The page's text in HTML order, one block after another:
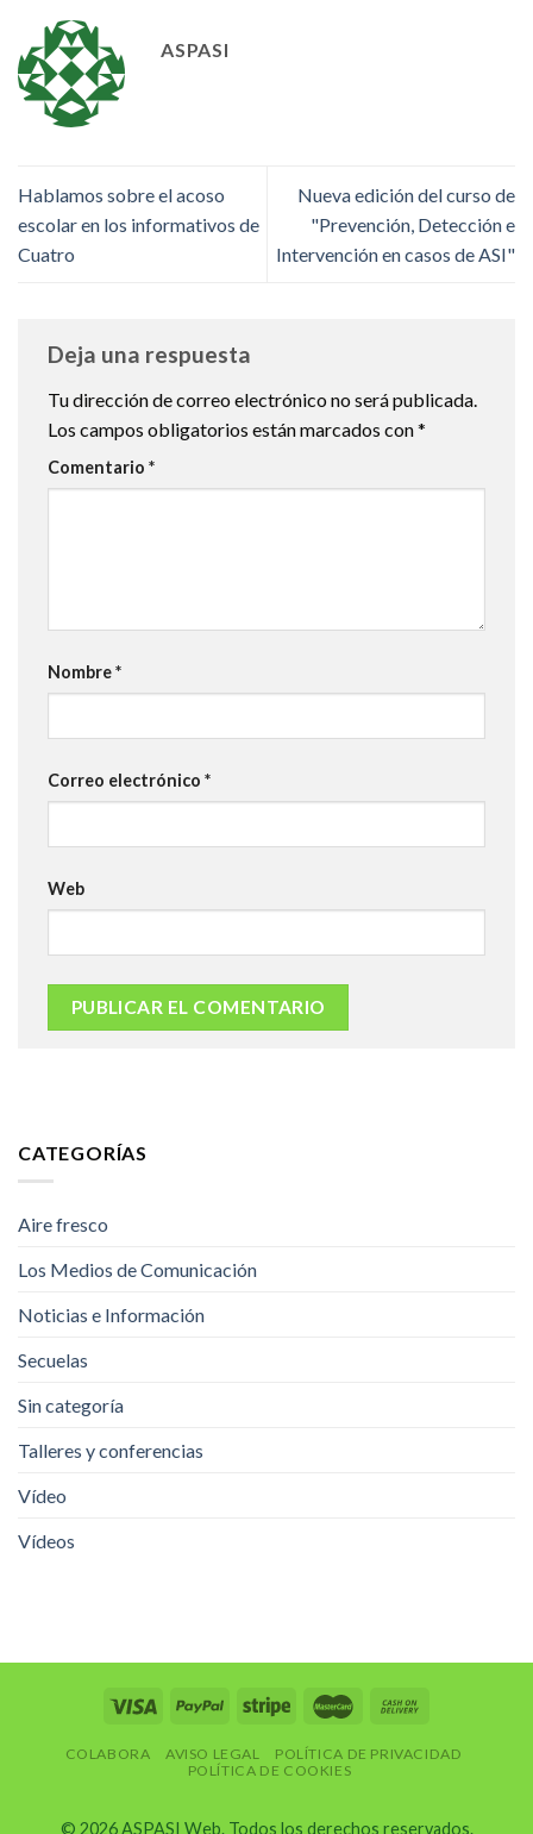
ASPASI
Hablamos sobre el acoso
escolar en los informativos de
Cuatro
Nueva edición del curso de
"Prevención, Detección e
Intervención en casos de ASI"
Deja una respuesta
Tu dirección de correo electrónico no será publicada.
Los campos obligatorios están marcados con*
Comentario *
Nombre*
Correo electrónico *
Web
CATEGORÍAS
Aire fresco
Los Medios de Comunicación
Noticias e Información
Secuelas
Sin categoría
Talleres y conferencias
Vídeo
Vídeos
COLABORA AVISO LEGAL
POLÍTICA DE PRIVACIDAD
POLÍTICA DE COOKIES
© 2026 ASPASI Web. Todos los derechos reservados.